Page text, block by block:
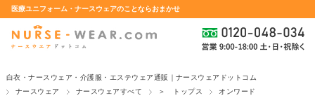
医療ユニフォーム・ナースウェアのことならおまかせ
白衣・ナースウェア・介護服・エステウェア通販｜ナースウェアドットコム
ナースウェア
ナースウェアすべて ＞ トップス オンワード